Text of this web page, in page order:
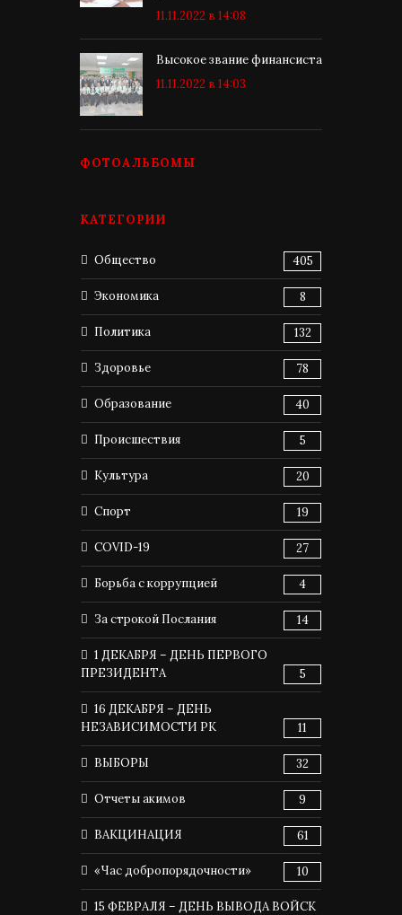
11.11.2022 в 14:08
Высокое звание финансиста
11.11.2022 в 14:03
ФОТОАЛЬБОМЫ
КАТЕГОРИИ
Общество 405
Экономика 8
Политика 132
Здоровье 78
Образование 40
Происшествия 5
Культура 20
Спорт 19
COVID-19 27
Борьба с коррупцией 4
За строкой Послания 14
1 ДЕКАБРЯ – ДЕНЬ ПЕРВОГО
ПРЕЗИДЕНТА
5
16 ДЕКАБРЯ – ДЕНЬ
НЕЗАВИСИМОСТИ РК
11
ВЫБОРЫ 32
Отчеты акимов 9
ВАКЦИНАЦИЯ 61
«Час добропорядочности» 10
15 ФЕВРАЛЯ – ДЕНЬ ВЫВОДА ВОЙСК